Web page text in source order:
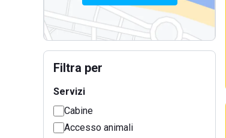
Filtra per
Servizi
Cabine
Accesso animali